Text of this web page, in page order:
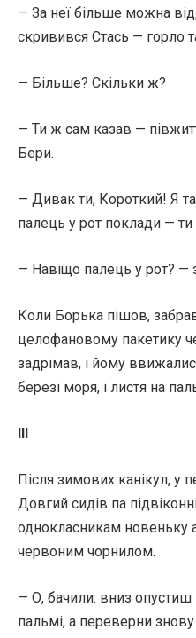
— За неї більше можна
скривився Стась — горло
— Більше? Скільки ж?
— Ти ж сам казав —
Бери.
— Дивак ти, Короткий! Я
палець у рот поклади —
— Навіщо палець у рот? —
Коли Борька пішов,
целофановому пакетику
задрімав, і йому
березі моря, і листя на
III
Після зимових канікул, у
Довгий сидів па
однокласникам новеньку
червоним чорнилом.
— О, бачили: вниз
пальмі, а переверни